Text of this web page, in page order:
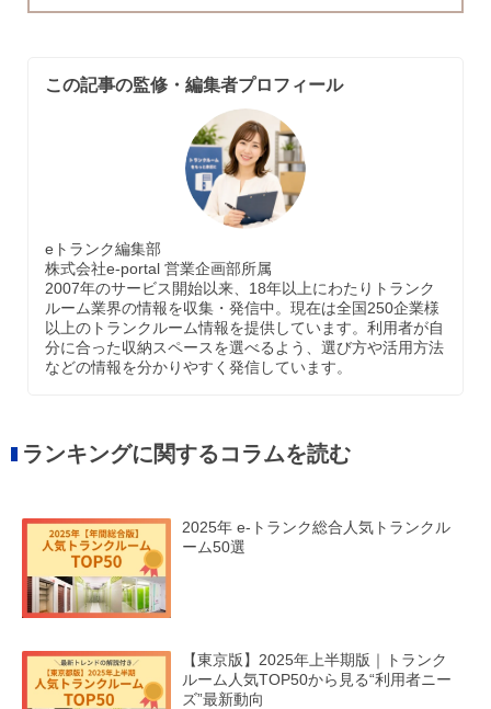
この記事の監修・編集者プロフィール
eトランク編集部
株式会社e-portal 営業企画部所属
2007年のサービス開始以来、18年以上にわたりトランク
ルーム業界の情報を収集・発信中。現在は全国250企業様
以上のトランクルーム情報を提供しています。利用者が自
分に合った収納スペースを選べるよう、選び方や活用方法
などの情報を分かりやすく発信しています。
ランキングに関するコラムを読む
2025年 e-トランク総合人気トランクル
ーム50選
【東京版】2025年上半期版｜トランク
ルーム人気TOP50から見る“利用者ニー
ズ”最新動向